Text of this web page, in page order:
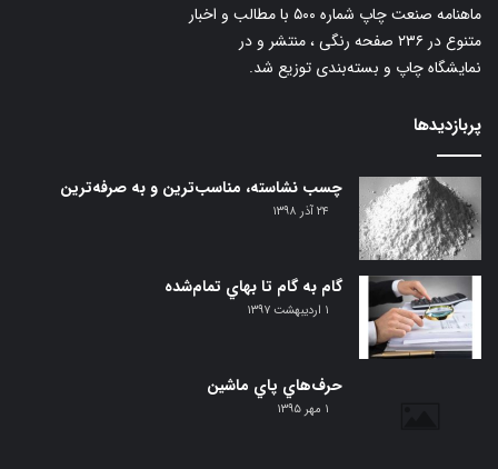
ماهنامه صنعت چاپ شماره ۵۰۰ با مطالب و اخبار
متنوع در ۲۳۶ صفحه رنگی ، منتشر و در
نمایشگاه چاپ و بسته‌بندی توزیع شد.
پربازدیدها
چسب نشاسته، مناسب‌ترین و به صرفه‌ترین
۲۴ آذر ۱۳۹۸
گام‌ به گام تا بهاي تمام‌شده
۱ اردیبهشت ۱۳۹۷
حرف‌هاي پاي ماشين
۱ مهر ۱۳۹۵